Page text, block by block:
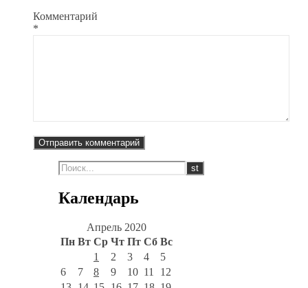
Комментарий
*
Календарь
Апрель 2020
Пн Вт Ср Чт Пт Сб Вс
1
2 3 4
5
6
7 8 9 10 11
12